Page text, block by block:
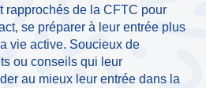
rapprochés de la CFTC pour
se préparer à leur entrée plus
vie active. Soucieux de
ou conseils qui leur
au mieux leur entrée dans la